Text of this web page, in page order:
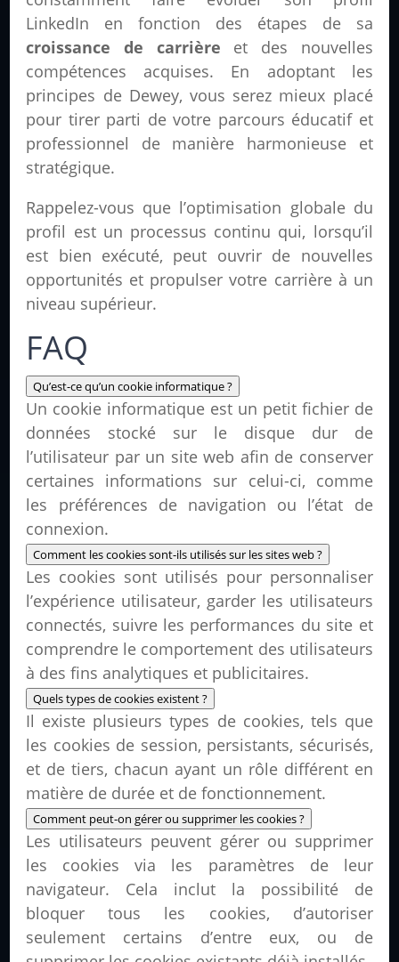
LinkedIn en fonction des étapes de sa
croissance de carrière et des nouvelles
compétences acquises. En adoptant les
principes de Dewey, vous serez mieux placé
pour tirer parti de votre parcours éducatif et
professionnel de manière harmonieuse et
stratégique.
Rappelez-vous que l’optimisation globale du
profil est un processus continu qui, lorsqu’il
est bien exécuté, peut ouvrir de nouvelles
opportunités et propulser votre carrière à un
niveau supérieur.
FAQ
Qu’est-ce qu’un cookie informatique ?
Un cookie informatique est un petit fichier de
données stocké sur le disque dur de
l’utilisateur par un site web afin de conserver
certaines informations sur celui-ci, comme
les préférences de navigation ou l’état de
connexion.
Comment les cookies sont-ils utilisés sur les sites web ?
Les cookies sont utilisés pour personnaliser
l’expérience utilisateur, garder les utilisateurs
connectés, suivre les performances du site et
comprendre le comportement des utilisateurs
à des fins analytiques et publicitaires.
Quels types de cookies existent ?
Il existe plusieurs types de cookies, tels que
les cookies de session, persistants, sécurisés,
et de tiers, chacun ayant un rôle différent en
matière de durée et de fonctionnement.
Comment peut-on gérer ou supprimer les cookies ?
Les utilisateurs peuvent gérer ou supprimer
les cookies via les paramètres de leur
navigateur. Cela inclut la possibilité de
bloquer tous les cookies, d’autoriser
seulement certains d’entre eux, ou de